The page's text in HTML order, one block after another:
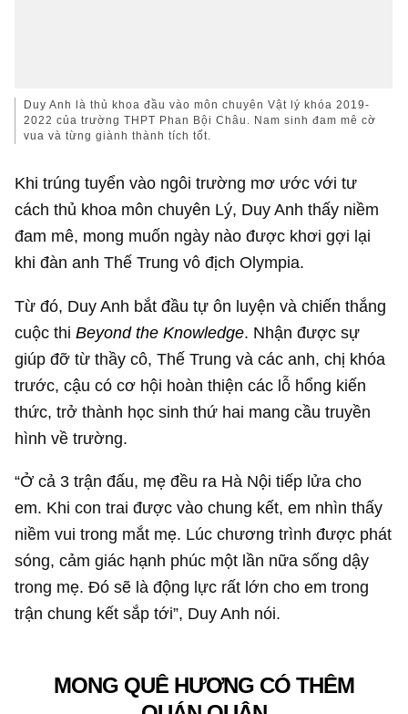
cách thủ khoa môn chuyên Lý, Duy Anh thấy niềm
đam mê, mong muốn ngày nào được khơi gợi lại
Từ đó, Duy Anh bắt đầu tự ôn luyện và chiến thắng
cuộc thiBeyond the Knowledge . Nhận được sự
giúp đỡ từ thầy cô, Thế Trung và các anh, chị khóa
thức, trở thành học sinh thứ hai mang cầu truyền
hình về trường.
“Ở cả 3 trận đấu, mẹ đều ra Hà Nội tiếp lửa cho
em. Khi con trai được vào chung kết, em nhìn thấy
niềm vui trong mắt mẹ. Lúc chương trình được phát
trong mẹ. Đó sẽ là động lực rất lớn cho em trong
trận chung kết sắp tới”, Duy Anh nói.
MONG QUÊ HƯƠNG CÓ THÊM
QUÁN QUÂN
Sau những thành công tại Olympia, Duy Anh trở lại
là lớp trưởng mẫn cán của lớp 12 chuyên Lý. Vì